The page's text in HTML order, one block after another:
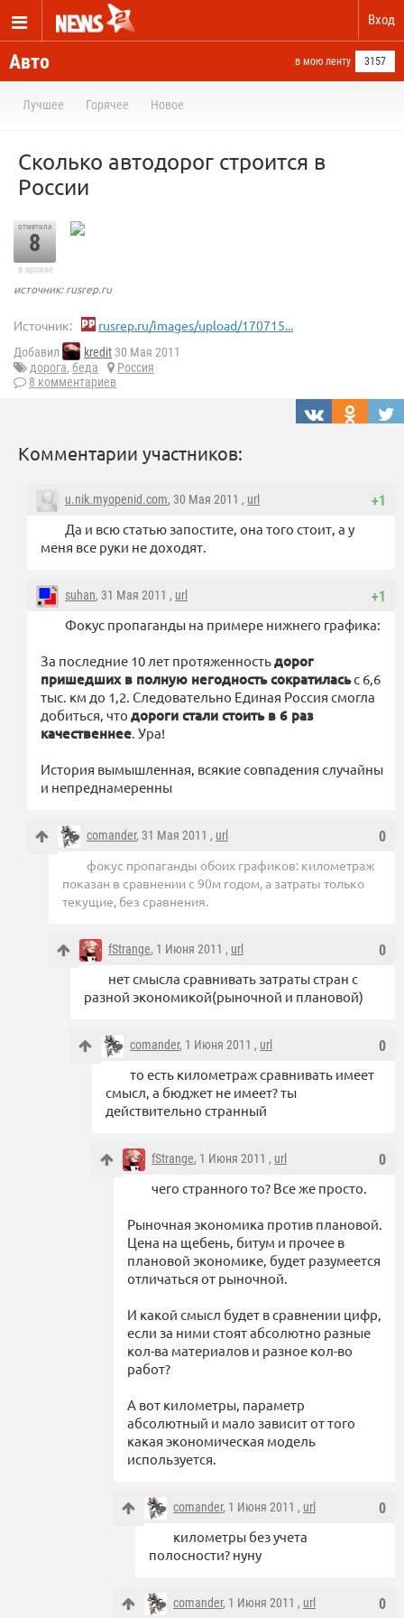
Вход
Авто в мою ленту 3157
Лучшее Горячее Новое
Сколько автодорог строится в
России
отметили
8
в архиве
источник: rusrep.ru
Источник: rusrep.ru/images/upload/170715...
Добавил kredit 30 Мая 2011
дорога, беда
Россия
8 комментариев
Комментарии участников:
+1
u.nik.myopenid.com, 30 Мая 2011 , url
Да и всю статью запостите, она того стоит, а у
меня все руки не доходят.
+1
suhan, 31 Мая 2011 , url
Фокус пропаганды на примере нижнего графика:
За последние 10 лет протяженностьдорог
пришедших в полную негодность сократиласьс 6,6
тыс. км до 1,2. Следовательно Единая Россия смогла
добиться, что дороги стали стоить в 6 раз
качественнее. Ура!
История вымышленная, всякие совпадения случайны
и непреднамеренны
0
comander, 31 Мая 2011 , url
фокус пропаганды обоих графиков: километраж
показан в сравнении с 90м годом, а затраты только
текущие, без сравнения.
0
fStrange, 1 Июня 2011 , url
нет смысла сравнивать затраты стран с
разной экономикой(рыночной и плановой)
0
comander, 1 Июня 2011 , url
то есть километраж сравнивать имеет
смысл, а бюджет не имеет? ты
действительно странный
0
fStrange, 1 Июня 2011 , url
чего странного то? Все же просто.
Рыночная экономика против плановой.
Цена на щебень, битум и прочее в
плановой экономике, будет разумеется
отличаться от рыночной.
И какой смысл будет в сравнении цифр,
если за ними стоят абсолютно разные
кол-ва материалов и разное кол-во
работ?
А вот километры, параметр
абсолютный и мало зависит от того
какая экономическая модель
используется.
0
comander, 1 Июня 2011 , url
километры без учета
полосности? нуну
0
comander, 1 Июня 2011 , url